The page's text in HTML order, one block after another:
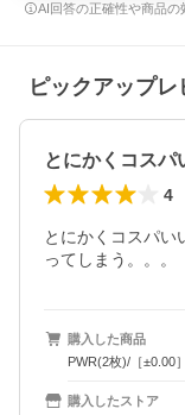
AI回答の正確性や商品の
ピックアップレ
4
とにかくコスパい
ってしまう。。。
購入した商品
PWR(2枚)/［±0.00
購入したストア